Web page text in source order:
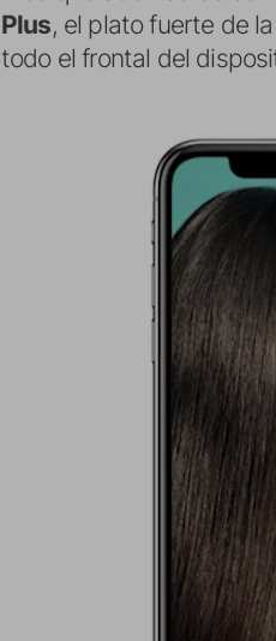
Plus, el plato fuerte de
todo el frontal del